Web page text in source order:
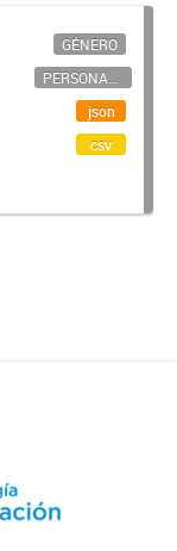
GÉNERO
PERSONAL CIENTÍFICO-TECNOLÓGICO
json
csv